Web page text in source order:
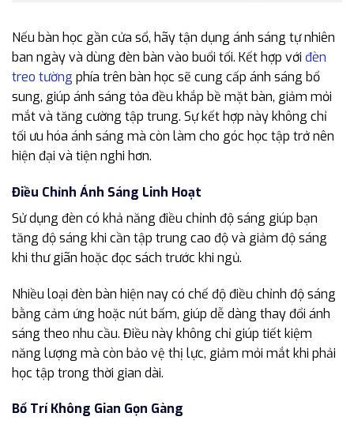
Nếu bàn học gần cửa sổ, hãy tận dụng ánh sáng tự nhiên
ban ngày và dùng đèn bàn vào buổi tối. Kết hợp với đèn
treo tường phía trên bàn học sẽ cung cấp ánh sáng bổ
sung, giúp ánh sáng tỏa đều khắp bề mặt bàn, giảm mỏi
mắt và tăng cường tập trung. Sự kết hợp này không chỉ
tối ưu hóa ánh sáng mà còn làm cho góc học tập trở nên
hiện đại và tiện nghi hơn.
Điều Chỉnh Ánh Sáng Linh Hoạt
Sử dụng đèn có khả năng điều chỉnh độ sáng giúp bạn
tăng độ sáng khi cần tập trung cao độ và giảm độ sáng
khi thư giãn hoặc đọc sách trước khi ngủ.
Nhiều loại đèn bàn hiện nay có chế độ điều chỉnh độ sáng
bằng cảm ứng hoặc nút bấm, giúp dễ dàng thay đổi ánh
sáng theo nhu cầu. Điều này không chỉ giúp tiết kiệm
năng lượng mà còn bảo vệ thị lực, giảm mỏi mắt khi phải
học tập trong thời gian dài.
Bố Trí Không Gian Gọn Gàng